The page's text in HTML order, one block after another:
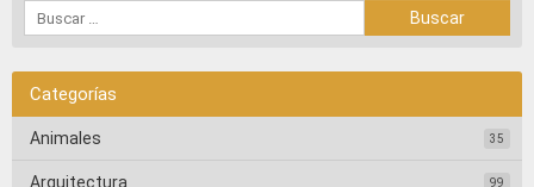
Categorías
Animales 35
Arquitectura 99